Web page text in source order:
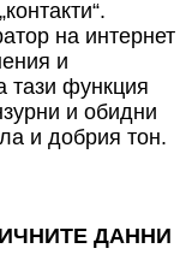
на интернет
и
тази функция
и обидни
и добрия тон.
ДАННИ